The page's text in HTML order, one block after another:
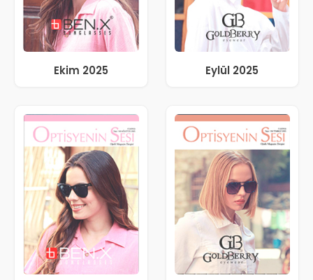
Ekim 2025 Eylül 2025